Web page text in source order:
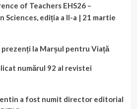
of Teachers EHS26 –
Sciences, ediția a II-a | 21 martie
prezenți la Marșul pentru Viață
numărul 92 al revistei
a fost numit director editorial